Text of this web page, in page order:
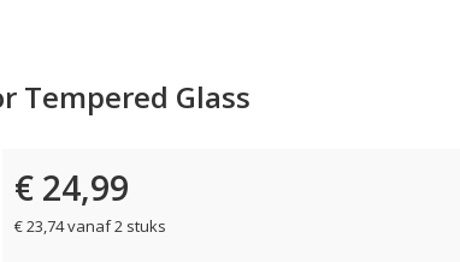
Tempered Glass
€ 24,99
€ 23,74 vanaf 2 stuks